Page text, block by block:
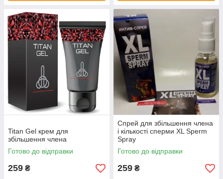
Titan Gel крем для
збільшення члена
Готово до відправки
259 ₴
Спрей для збільшення члена
і кількості сперми XL Sperm
Spray
Готово до відправки
259 ₴